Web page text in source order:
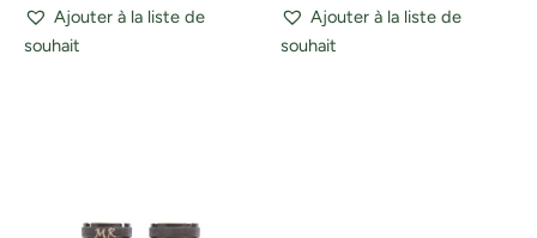
Ajouter à la liste de
souhait
Ajouter à la liste de
souhait